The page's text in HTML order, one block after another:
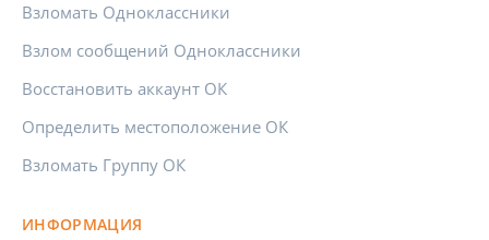
Взломать Одноклассники
Взлом сообщений Одноклассники
Восстановить аккаунт ОК
Определить местоположение ОК
Взломать Группу ОК
ИНФОРМАЦИЯ